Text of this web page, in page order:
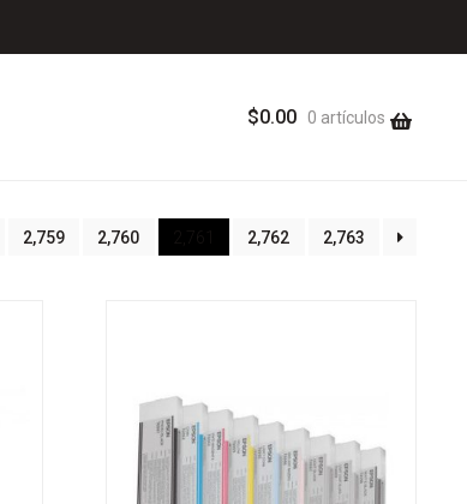
$0.00 0 artículos
2,759 2,760 2,761 2,762 2,763